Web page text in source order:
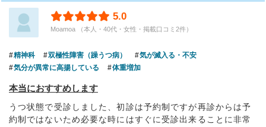
5.0
Moamoa （本人・40代・女性・掲載口コミ2件）
精神科 双極性障害（躁うつ病）
気が滅入る・不安
気分が異常に高揚している
体重増加
本当におすすめします
うつ状態で受診しました、初診は予約制ですが再診からは予
約制ではないため必要な時にはすぐに受診出来ることに非常